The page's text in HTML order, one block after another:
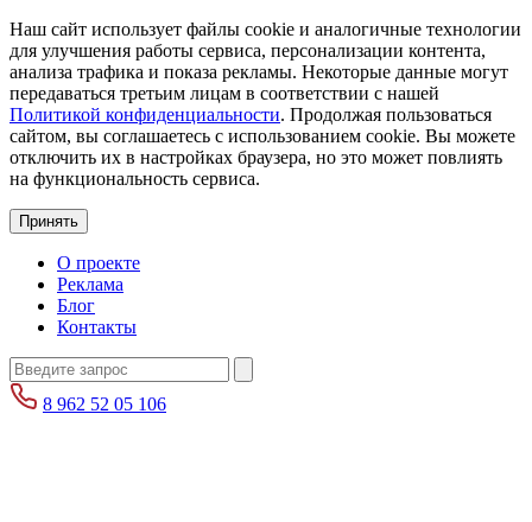
Наш сайт использует файлы cookie и аналогичные технологии
для улучшения работы сервиса, персонализации контента,
анализа трафика и показа рекламы. Некоторые данные могут
передаваться третьим лицам в соответствии с нашей
Политикой конфиденциальности. Продолжая пользоваться
сайтом, вы соглашаетесь с использованием cookie. Вы можете
отключить их в настройках браузера, но это может повлиять
на функциональность сервиса.
Принять
О проекте
Реклама
Блог
Контакты
8 962 52 05 106